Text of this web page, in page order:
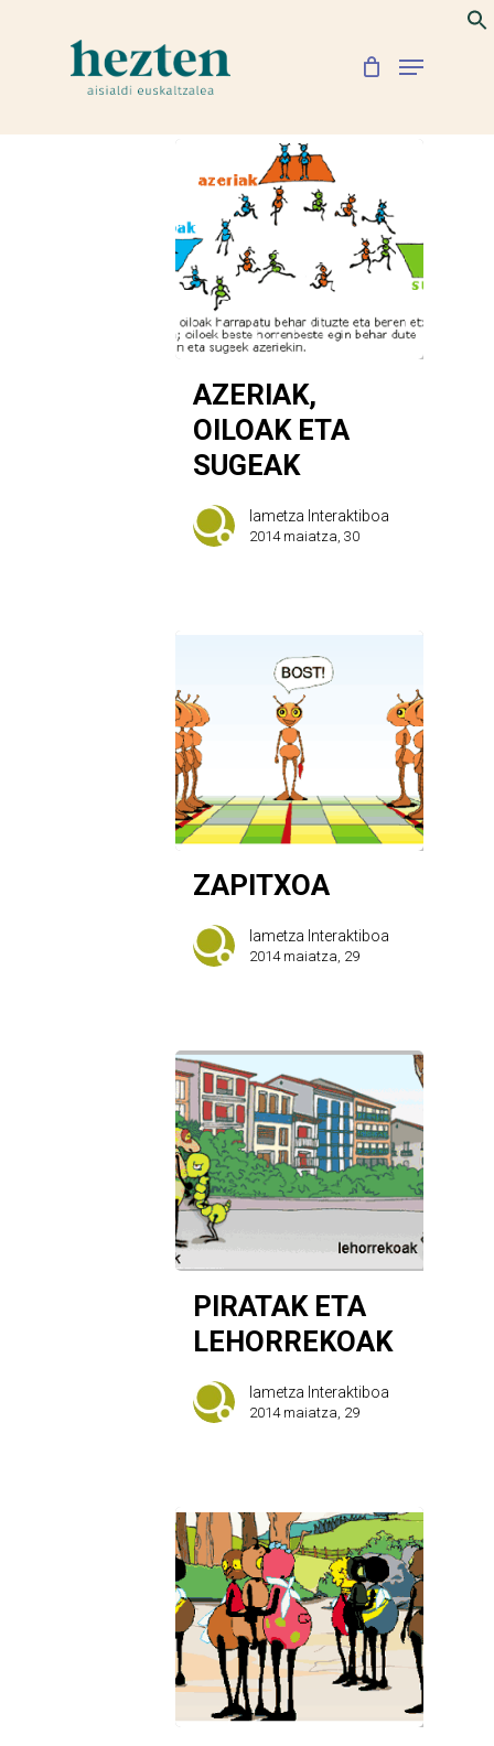
content
Menu
AZERIAK,
OILOAK ETA
SUGEAK
Iametza Interaktiboa
2014 maiatza, 30
ZAPITXOA
Iametza Interaktiboa
2014 maiatza, 29
PIRATAK ETA
LEHORREKOAK
Iametza Interaktiboa
2014 maiatza, 29